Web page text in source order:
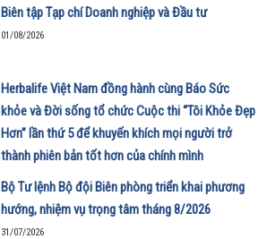
Biên tập Tạp chí Doanh nghiệp và Đầu tư
01/08/2026
Herbalife Việt Nam đồng hành cùng Báo Sức
khỏe và Đời sống tổ chức Cuộc thi “Tôi Khỏe Đẹp
Hơn” lần thứ 5 để khuyến khích mọi người trở
thành phiên bản tốt hơn của chính mình
01/08/2026
Bộ Tư lệnh Bộ đội Biên phòng triển khai phương
hướng, nhiệm vụ trọng tâm tháng 8/2026
31/07/2026